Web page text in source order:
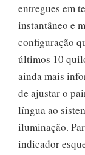
entregues em
instantâneo e
configuração
últimos 10
ainda mais
de ajustar o
língua ao
iluminação.
indicador